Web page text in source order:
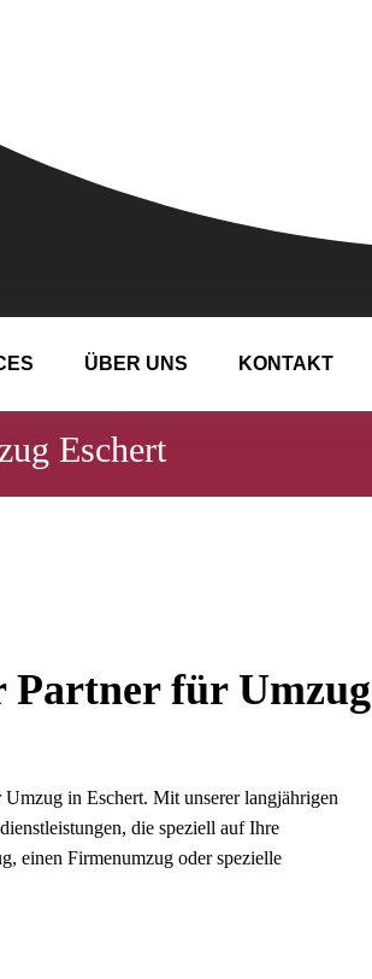
ÜBER UNS KONTAKT
Eschert
Partner für Umzug
in Eschert. Mit unserer langjährigen
die speziell auf Ihre
einen Firmenumzug oder spezielle